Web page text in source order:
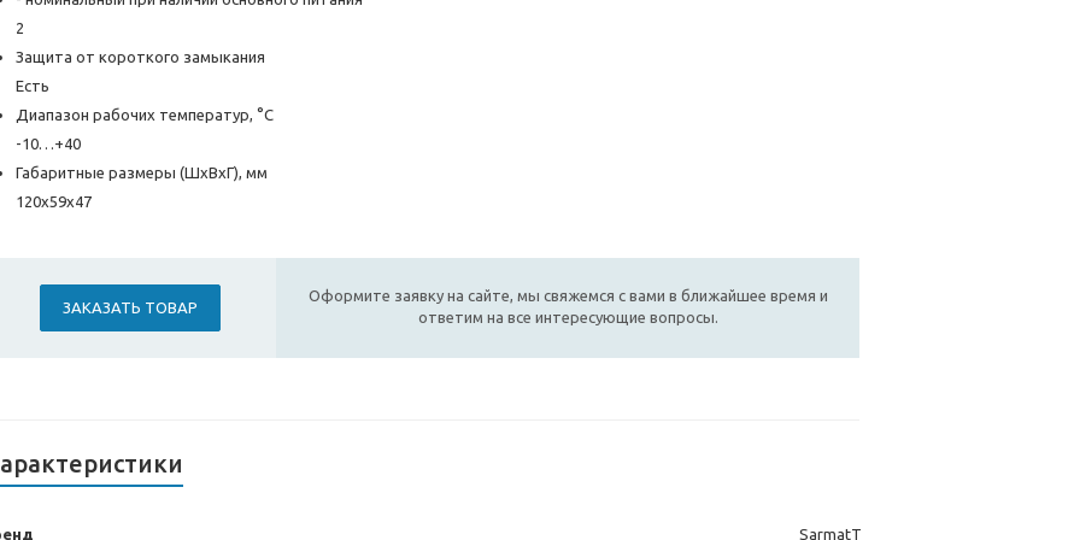
2
Защита от короткого замыкания
Есть
Диапазон рабочих температур, °С
-10…+40
Габаритные размеры (ШхВхГ), мм
120х59х47
ЗАКАЗАТЬ ТОВАР
Оформите заявку на сайте, мы свяжемся с вами в ближайшее время и
ответим на все интересующие вопросы.
SarmatT